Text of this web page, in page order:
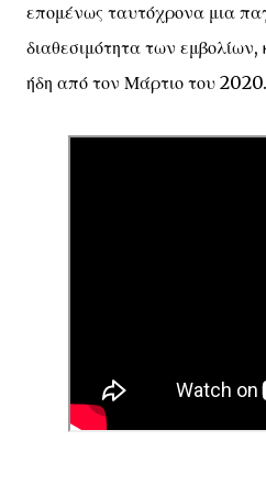
επομένως ταυτόχρονα μια
διαθεσιμότητα των εμβολίων,
ήδη από τον Μάρτιο του 2020.